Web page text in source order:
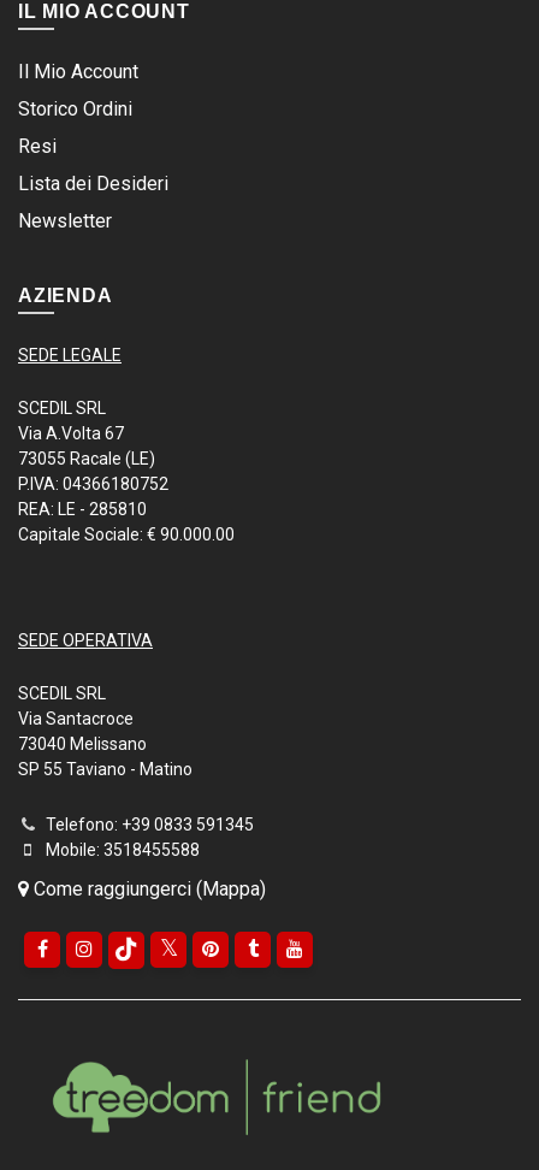
IL MIO ACCOUNT
Il Mio Account
Storico Ordini
Resi
Lista dei Desideri
Newsletter
AZIENDA
SEDE LEGALE
SCEDIL SRL
Via A.Volta 67
73055 Racale (LE)
P.IVA: 04366180752
REA: LE - 285810
Capitale Sociale: € 90.000.00
SEDE OPERATIVA
SCEDIL SRL
Via Santacroce
73040 Melissano
SP 55 Taviano - Matino
Telefono: +39 0833 591345
Mobile: 3518455588
Come raggiungerci (Mappa)